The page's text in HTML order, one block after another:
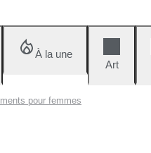
À la une
Art
pour femmes